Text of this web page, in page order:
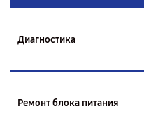
Диагностика
Ремонт блока питания